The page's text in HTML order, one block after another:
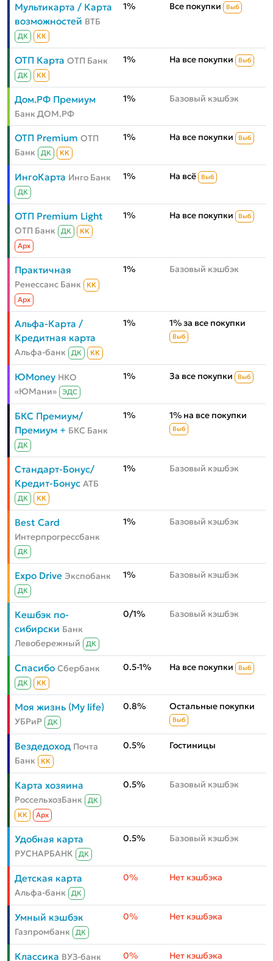
Мультикарта / Карта
возможностей ВТБ
ДК КК
1% Все покупки Выб
ОТП Карта ОТП Банк
ДК КК
1% На все покупки Выб
Дом.РФ Премиум
Банк ДОМ.РФ
1% Базовый кэшбэк
ОТП Premium ОТП
Банк
ДК КК
1% На все покупки Выб
ИнгоКарта Инго Банк
ДК
1% На всё Выб
ОТП Premium Light
ОТП Банк ДК
КК
Aрх
1% На все покупки Выб
Практичная
Ренессанс Банк
КК
Aрх
1% Базовый кэшбэк
Альфа-Карта /
Кредитная карта
Альфа-банк ДК КК
1% 1% за все покупки
Выб
ЮMoney НКО
«ЮМани»
ЭДС
1% За все покупки Выб
БКС Премиум/
Премиум + БКС Банк
ДК
1% 1% на все покупки
Выб
Стандарт-Бонус/
Кредит-Бонус АТБ
ДК КК
1% Базовый кэшбэк
Best Card
Интерпрогрессбанк
ДК
1% Базовый кэшбэк
Expo Drive Экспобанк
ДК
1% Базовый кэшбэк
Кешбэк по-
сибирски Банк
Левобережный
ДК
0/1% Базовый кэшбэк
Спасибо Сбербанк
ДК КК
0.5-1% На все покупки Выб
Моя жизнь (My life)
УБРиР ДК
0.8% Остальные покупки
Выб
Вездедоход Почта
Банк
КК
0.5% Гостиницы
Карта хозяина
РоссельхозБанк
ДК
КК
Aрх
0.5% Базовый кэшбэк
Удобная карта
РУСНАРБАНК ДК
0.5% Базовый кэшбэк
Детская карта
Альфа-банк ДК
0% Нет кэшбэка
Умный кэшбэк
Газпромбанк ДК
0% Нет кэшбэка
Классика ВУЗ-банк 0% Нет кэшбэка